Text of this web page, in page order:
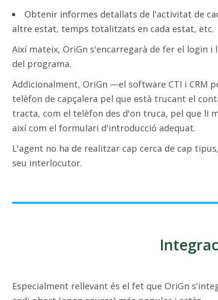
Obtenir informes detallats de l'activitat de
altre estat, temps totalitzats en cada estat, etc.
Així mateix, OriGn s'encarregarà de fer el login
del programa.
Addicionalment, OriGn —el software CTI i CRM
telèfon de capçalera pel que està trucant el
tracta, com el telèfon des d'on truca, pel que li
així com el formulari d'introducció adequat.
L'agent no ha de realitzar cap cerca de cap
seu interlocutor.
Especialment rellevant és el fet que OriGn